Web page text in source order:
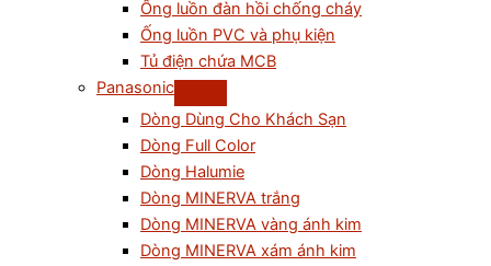
Ống luồn đàn hồi chống cháy
Ống luồn PVC và phụ kiện
Tủ điện chứa MCB
Panasonic
Dòng Dùng Cho Khách Sạn
Dòng Full Color
Dòng Halumie
Dòng MINERVA trắng
Dòng MINERVA vàng ánh kim
Dòng MINERVA xám ánh kim